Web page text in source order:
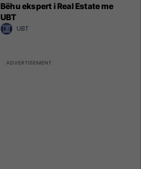
Bëhu ekspert i Real Estate me
UBT
UBT